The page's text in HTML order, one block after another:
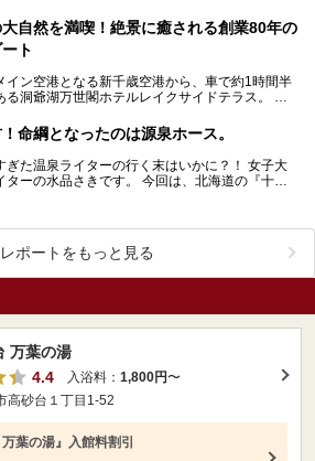
自然を満喫！絶景に癒される創業80年の
ト
イン空港となる新千歳空港から、車で約1時間半
洞爺湖万世閣ホテルレイクサイドテラス。 今
命綱となったのは源泉ホース。
た温泉ライターの行く末はいかに？！ 女子大
ターの水品さきです。 今回は、北海道の『十勝
ポートをもっと見る
万葉の湯
4.4
入浴料： 1,800円〜
高砂台１丁目1-52
万葉の湯』入館料割引